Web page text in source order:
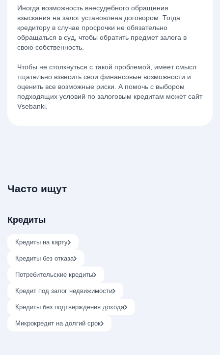
Иногда возможность внесудебного обращения
взыскания на залог установлена договором. Тогда
кредитору в случае просрочки не обязательно
обращаться в суд, чтобы обратить предмет залога в
свою собственность.
Чтобы не столкнуться с такой проблемой, имеет смысл
тщательно взвесить свои финансовые возможности и
оценить все возможные риски. А помочь с выбором
подходящих условий по залоговым кредитам может сайт
Vsebanki.
Часто ищут
Кредиты
Кредиты на карту
Кредиты без отказа
Потребительские кредиты
Кредит под залог недвижимости
Кредиты без подтверждения дохода
Микрокредит на долгий срок